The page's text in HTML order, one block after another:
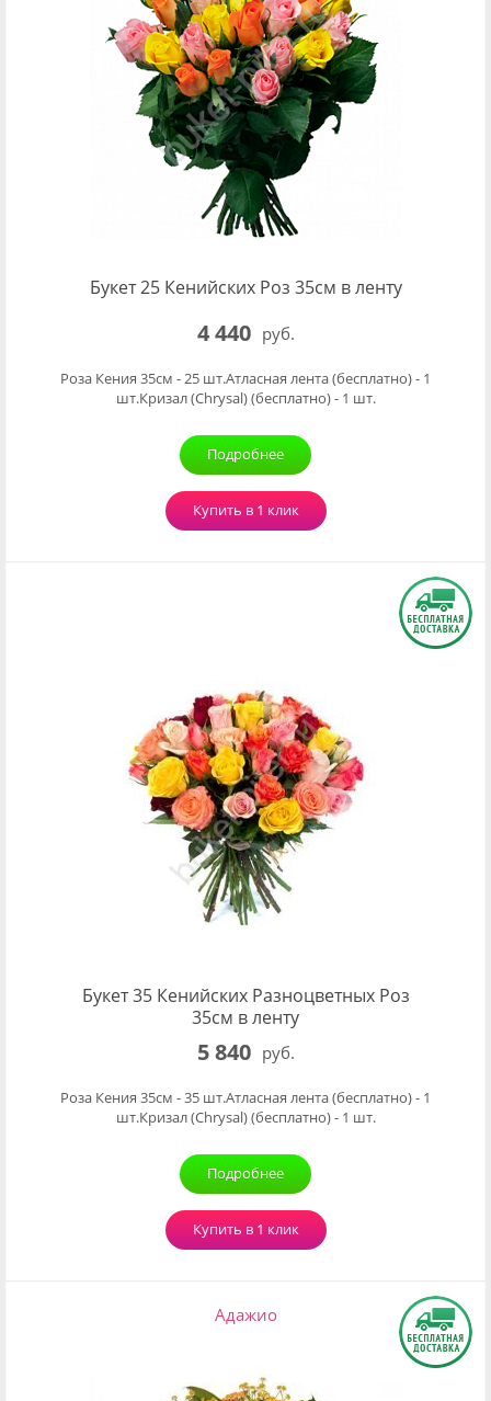
Букет 25 Кенийских Роз 35см в ленту
4 440 руб.
Роза Кения 35см - 25 шт.Атласная лента (бесплатно) - 1
шт.Кризал (Chrysal) (бесплатно) - 1 шт.
Подробнее
Купить в 1 клик
Букет 35 Кенийских Разноцветных Роз
35см в ленту
5 840 руб.
Роза Кения 35см - 35 шт.Атласная лента (бесплатно) - 1
шт.Кризал (Chrysal) (бесплатно) - 1 шт.
Подробнее
Купить в 1 клик
Адажио